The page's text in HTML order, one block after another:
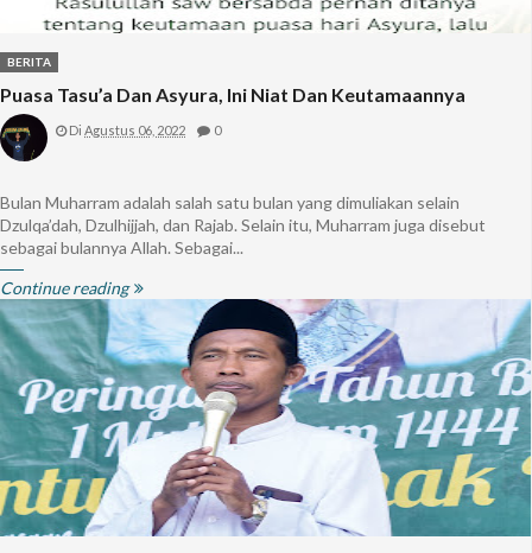
BERITA
Puasa Tasu’a Dan Asyura, Ini Niat Dan Keutamaannya
Di Agustus 06, 2022 0
Bulan Muharram adalah salah satu bulan yang dimuliakan selain
Dzulqa’dah, Dzulhijjah, dan Rajab. Selain itu, Muharram juga disebut
sebagai bulannya Allah. Sebagai...
Continue reading